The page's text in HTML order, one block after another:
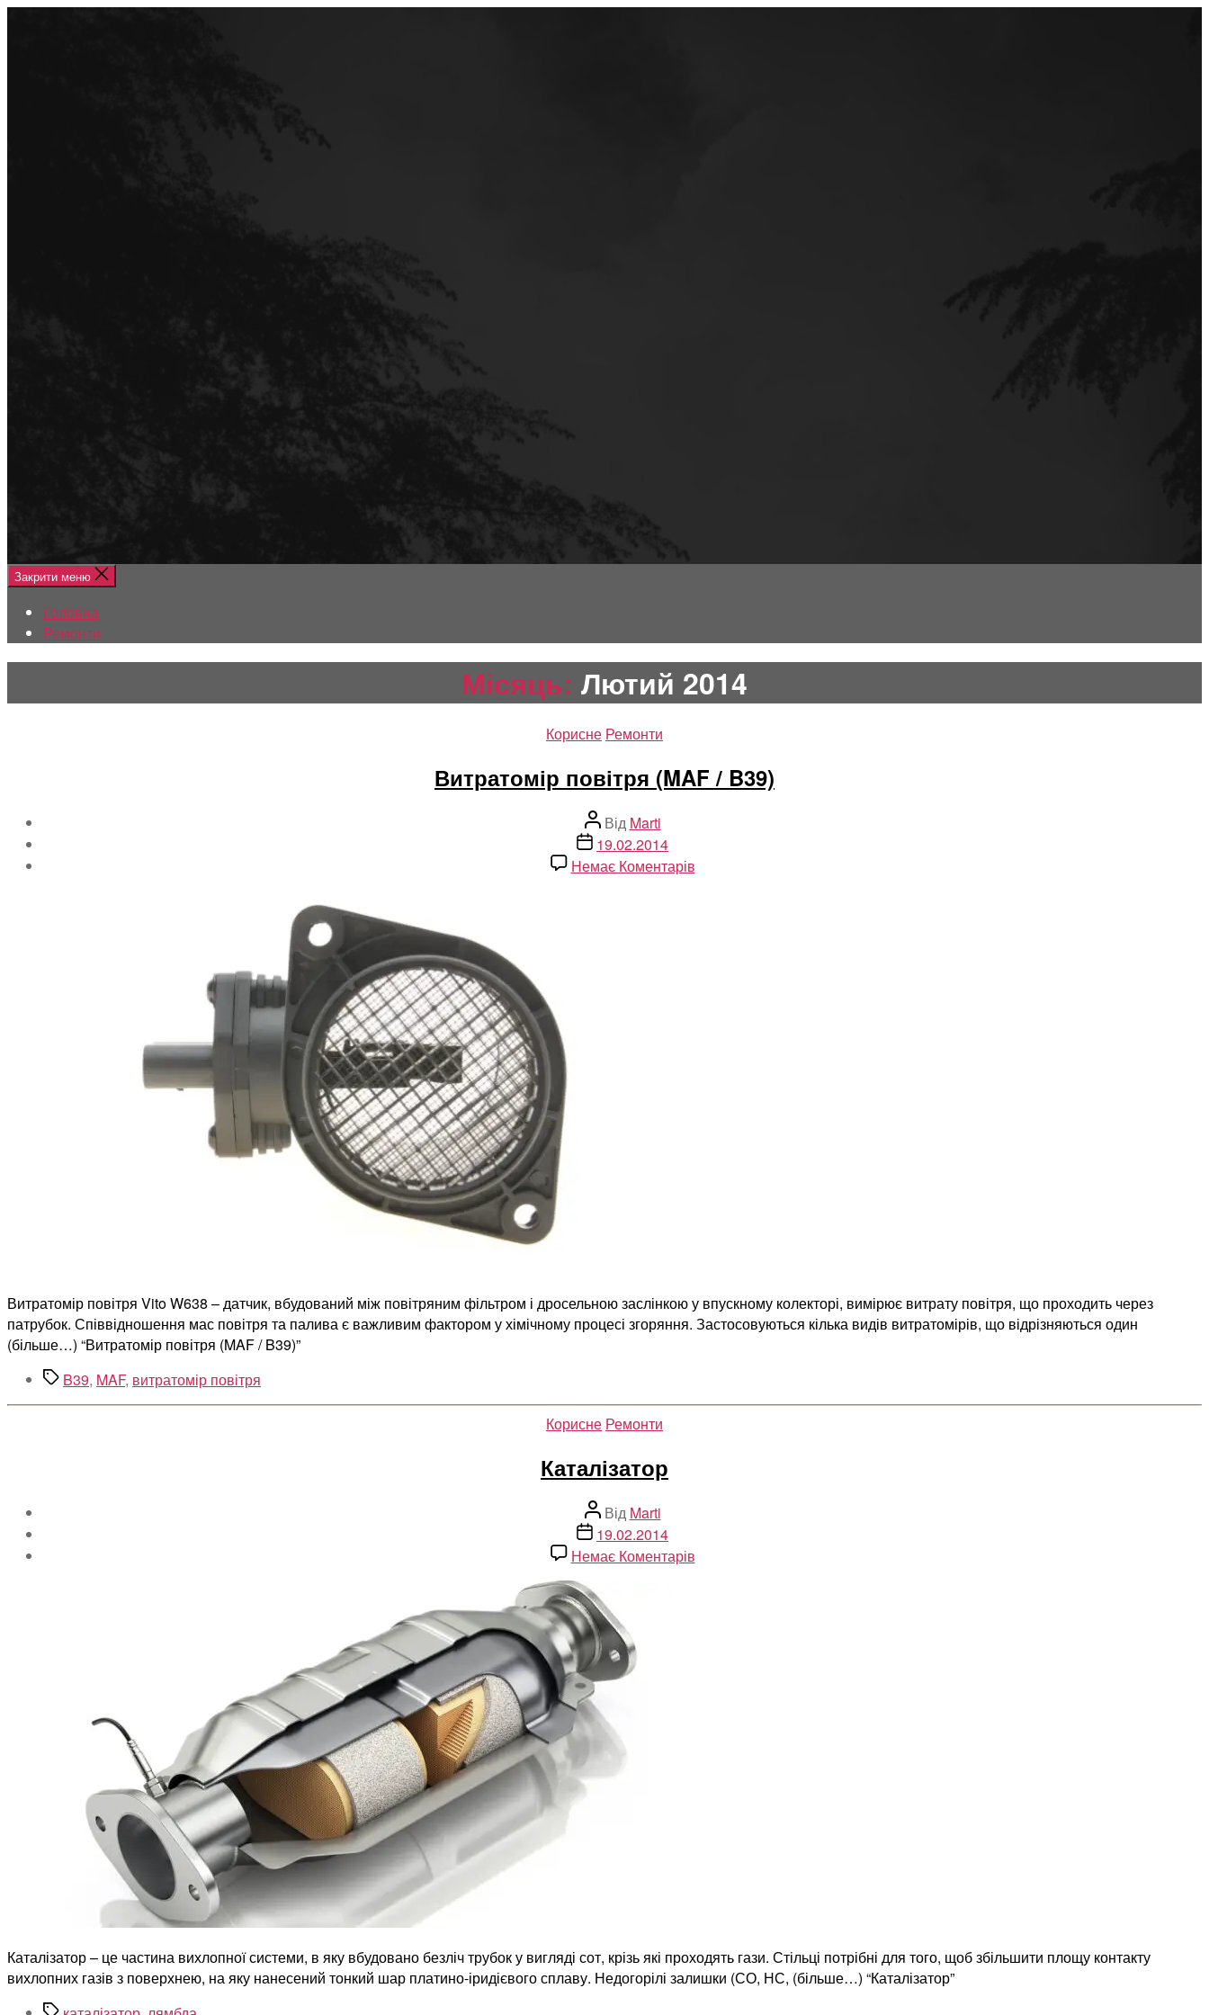
Закрити меню
Головна
Ремонти
Місяць: Лютий 2014
Категорії
Корисне Ремонти
Витратомір повітря (MAF / B39)
Автор
запису
Від Marti
Дата
запису
19.02.2014
Немає Коментарівдо
Витратомір повітря Vito W638 – датчик, вбудований між повітряним фільтром і дросельною заслінкою у впускному колекторі, вимірює витрату повітря, що проходить через
патрубок. Співвідношення мас повітря та палива є важливим фактором у хімічному процесі згоряння. Застосовуються кілька видів витратомірів, що відрізняються один
(більше…) “Витратомір повітря (MAF / B39)”
Позначки
B39, MAF, витратомір повітря
Категорії
Корисне Ремонти
Каталізатор
Автор
запису
Від Marti
Дата
запису
19.02.2014
Немає Коментарівдо
Каталізатор – це частина вихлопної системи, в яку вбудовано безліч трубок у вигляді сот, крізь які проходять гази. Стільці потрібні для того, щоб збільшити площу контакту
вихлопних газів з поверхнею, на яку нанесений тонкий шар платино-іридієвого сплаву. Недогорілі залишки (СО, НС, (більше…) “Каталізатор”